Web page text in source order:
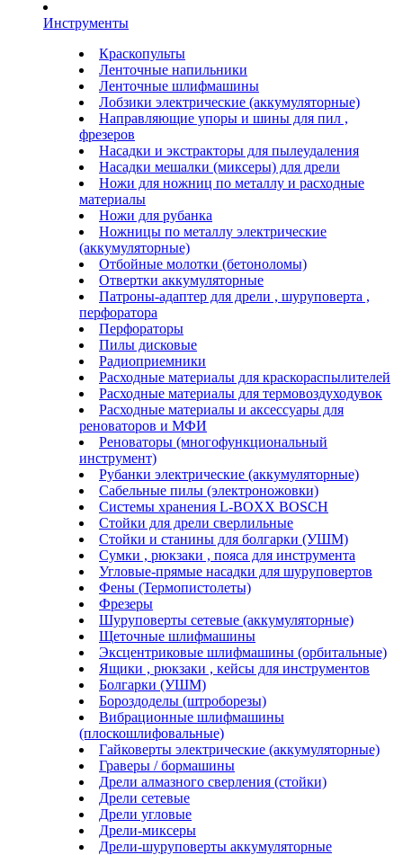
Инструменты
Краскопульты
Ленточные напильники
Ленточные шлифмашины
Лобзики электрические (аккумуляторные)
Направляющие упоры и шины для пил ,
фрезеров
Насадки и экстракторы для пылеудаления
Насадки мешалки (миксеры) для дрели
Ножи для ножниц по металлу и расходные
материалы
Ножи для рубанка
Ножницы по металлу электрические
(аккумуляторные)
Отбойные молотки (бетоноломы)
Отвертки аккумуляторные
Патроны-адаптер для дрели , шуруповерта ,
перфоратора
Перфораторы
Пилы дисковые
Радиоприемники
Расходные материалы для краскораспылителей
Расходные материалы для термовоздуходувок
Расходные материалы и аксессуары для
реноваторов и МФИ
Реноваторы (многофункциональный
инструмент)
Рубанки электрические (аккумуляторные)
Сабельные пилы (электроножовки)
Системы хранения L-BOXX BOSCH
Стойки для дрели сверлильные
Стойки и станины для болгарки (УШМ)
Сумки , рюкзаки , пояса для инструмента
Угловые-прямые насадки для шуруповертов
Фены (Термопистолеты)
Фрезеры
Шуруповерты сетевые (аккумуляторные)
Щеточные шлифмашины
Эксцентриковые шлифмашины (орбитальные)
Ящики , рюкзаки , кейсы для инструментов
Болгарки (УШМ)
Бороздоделы (штроборезы)
Вибрационные шлифмашины
(плоскошлифовальные)
Гайковерты электрические (аккумуляторные)
Граверы / бормашины
Дрели алмазного сверления (стойки)
Дрели сетевые
Дрели угловые
Дрели-миксеры
Дрели-шуруповерты аккумуляторные